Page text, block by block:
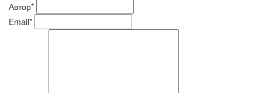
Автор*
Email*